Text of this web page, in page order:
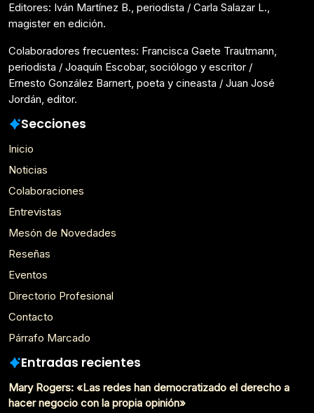
Editores: Iván Martínez B., periodista / Carla Salazar L.,
magister en edición.
Colaboradores frecuentes: Francisca Gaete Trautmann,
periodista / Joaquín Escobar, sociólogo y escritor /
Ernesto González Barnert, poeta y cineasta / Juan José
Jordán, editor.
Secciones
Inicio
Noticias
Colaboraciones
Entrevistas
Mesón de Novedades
Reseñas
Eventos
Directorio Profesional
Contacto
Párrafo Marcado
Entradas recientes
Mary Rogers: «Las redes han democratizado el derecho a
hacer negocio con la propia opinión»